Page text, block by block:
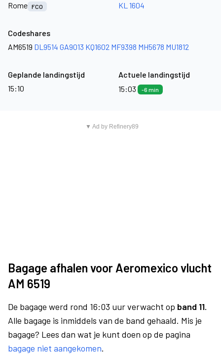
Rome FCO
KL 1604
Codeshares
AM6519 DL9514 GA9013 KQ1602 MF9398 MH5678 MU1812
Geplande landingstijd
15:10
Actuele landingstijd
15:03
-6 min
▼ Ad by Refinery89
Bagage afhalen voor Aeromexico vlucht
AM 6519
De bagage werd rond 16:03 uur verwacht op band 11.
Alle bagage is inmiddels van de band gehaald. Mis je
bagage? Lees dan wat je kunt doen op de pagina
bagage niet aangekomen.